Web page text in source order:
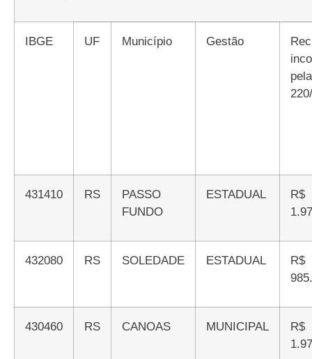
IBGE UF Município Gestão
Recursos
431410 RS
PASSO
FUNDO
ESTADUAL
R$
432080 RS SOLEDADE ESTADUAL
R$
430460 RS CANOAS MUNICIPAL
R$